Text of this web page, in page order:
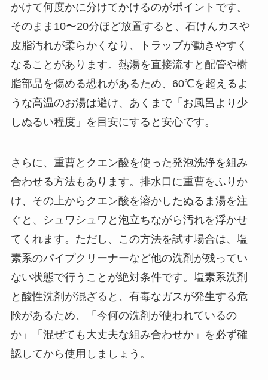
かけて何度かに分けてかけるのがポイントです。
そのまま10〜20分ほど放置すると、石けんカスや
皮脂汚れが柔らかくなり、トラップが動きやすく
なることがあります。熱湯を直接流すと配管や樹
脂部品を傷める恐れがあるため、60℃を超えるよ
うな高温のお湯は避け、あくまで「お風呂より少
しぬるい程度」を目安にすると安心です。
さらに、重曹とクエン酸を使った発泡洗浄を組み
合わせる方法もあります。排水口に重曹をふりか
け、その上からクエン酸を溶かしたぬるま湯を注
ぐと、シュワシュワと泡立ちながら汚れを浮かせ
てくれます。ただし、この方法を試す場合は、塩
素系のパイプクリーナーなど他の洗剤が残ってい
ない状態で行うことが絶対条件です。塩素系洗剤
と酸性洗剤が混ざると、有毒なガスが発生する危
険があるため、「今何の洗剤が使われているの
か」「混ぜても大丈夫な組み合わせか」を必ず確
認してから使用しましょう。